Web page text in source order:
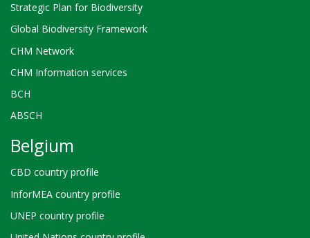
Strategic Plan for Biodiversity
Global Biodiversity Framework
CHM Network
CHM Information services
BCH
ABSCH
Belgium
CBD country profile
InforMEA country profile
UNEP country profile